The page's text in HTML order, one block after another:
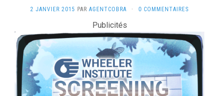
2 JANVIER 2015 PAR AGENTCOBRA · 0 COMMENTAIRES
Publicités